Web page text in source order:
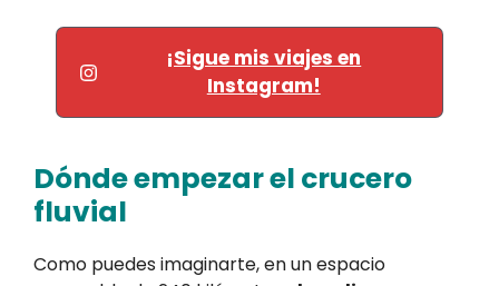
¡Sigue mis viajes en
Instagram!
Dónde empezar el crucero
fluvial
Como puedes imaginarte, en un espacio